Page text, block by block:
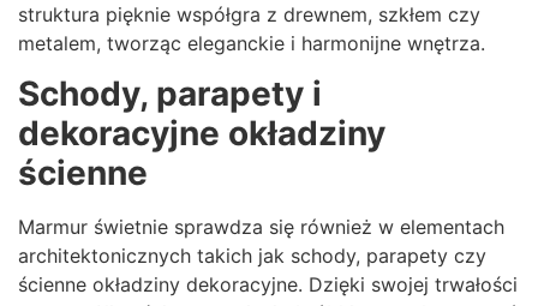
struktura pięknie współgra z drewnem, szkłem czy
metalem, tworząc eleganckie i harmonijne wnętrza.
Schody, parapety i
dekoracyjne okładziny
ścienne
Marmur świetnie sprawdza się również w elementach
architektonicznych takich jak schody, parapety czy
ścienne okładziny dekoracyjne. Dzięki swojej trwałości